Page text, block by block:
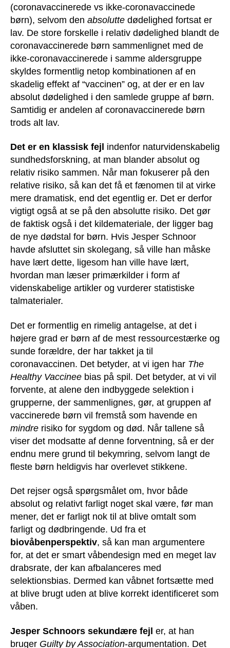
(coronavaccinerede vs ikke-coronavaccinede
børn), selvom den absolutte dødelighed fortsat er
lav. De store forskelle i relativ dødelighed blandt de
coronavaccinerede børn sammenlignet med de
ikke-coronavaccinerede i samme aldersgruppe
skyldes formentlig netop kombinationen af en
skadelig effekt af “vaccinen” og, at der er en lav
absolut dødelighed i den samlede gruppe af børn.
Samtidig er andelen af coronavaccinerede børn
trods alt lav.
Det er en klassisk fejl indenfor naturvidenskabelig
sundhedsforskning, at man blander absolut og
relativ risiko sammen. Når man fokuserer på den
relative risiko, så kan det få et fænomen til at virke
mere dramatisk, end det egentlig er. Det er derfor
vigtigt også at se på den absolutte risiko. Det gør
de faktisk også i det kildemateriale, der ligger bag
de nye dødstal for børn. Hvis Jesper Schnoor
havde afsluttet sin skolegang, så ville han måske
have lært dette, ligesom han ville have lært,
hvordan man læser primærkilder i form af
videnskabelige artikler og vurderer statistiske
talmaterialer.
Det er formentlig en rimelig antagelse, at det i
højere grad er børn af de mest ressourcestærke og
sunde forældre, der har takket ja til
coronavaccinen. Det betyder, at vi igen har The
Healthy Vaccinee bias på spil. Det betyder, at vi vil
forvente, at alene den indbyggede selektion i
grupperne, der sammenlignes, gør, at gruppen af
vaccinerede børn vil fremstå som havende en
mindre risiko for sygdom og død. Når tallene så
viser det modsatte af denne forventning, så er der
endnu mere grund til bekymring, selvom langt de
fleste børn heldigvis har overlevet stikkene.
Det rejser også spørgsmålet om, hvor både
absolut og relativt farligt noget skal være, før man
mener, det er farligt nok til at blive omtalt som
farligt og dødbringende. Ud fra et
biovåbenperspektiv, så kan man argumentere
for, at det er smart våbendesign med en meget lav
drabsrate, der kan afbalanceres med
selektionsbias. Dermed kan våbnet fortsætte med
at blive brugt uden at blive korrekt identificeret som
våben.
Jesper Schnoors sekundære fejl er, at han
bruger Guilty by Association-argumentation. Det